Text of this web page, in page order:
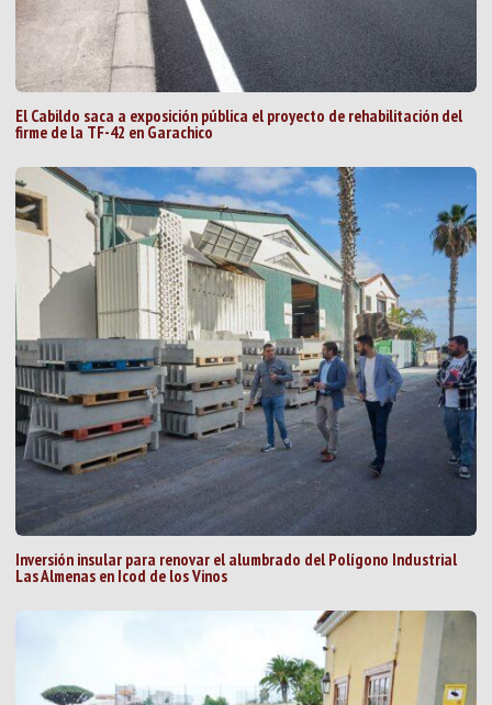
El Cabildo saca a exposición pública el proyecto de rehabilitación del
firme de la TF-42 en Garachico
Inversión insular para renovar el alumbrado del Polígono Industrial
Las Almenas en Icod de los Vinos